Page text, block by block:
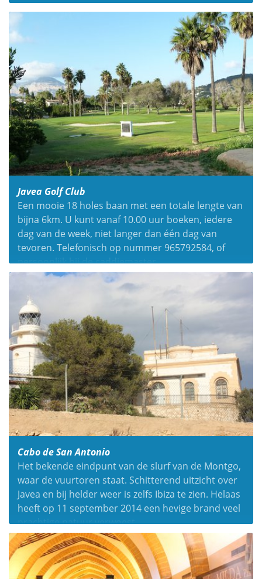
Javea Golf Club
Een mooie 18 holes baan met een totale lengte van
bijna 6km. U kunt vanaf 10.00 uur boeken, iedere
dag van de week, niet langer dan één dag van
tevoren. Telefonisch op nummer 965792584, of
persoonlijk bij de caddiemaster.
Cabo de San Antonio
Het bekende eindpunt van de slurf van de Montgo,
waar de vuurtoren staat. Schitterend uitzicht over
Javea en bij helder weer is zelfs Ibiza te zien. Helaas
heeft op 11 september 2014 een hevige brand veel
prachtige natuur verwoest.